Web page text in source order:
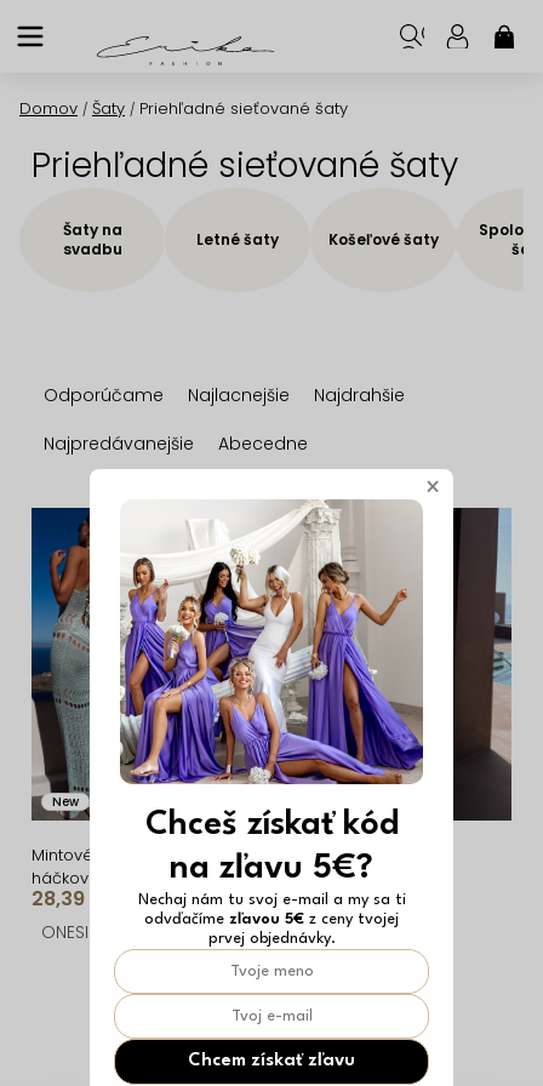
na
Domov / Šaty / Priehľadné sieťované šaty
Priehľadné sieťované šaty
Šaty na
svadbu
Letné šaty Košeľové šaty
a
d
n
e
p
r
o
d
u
k
t
o
v
Odporúčame Najlacnejšie
Najdrahšie
Najpredávanejšie
Abecedne
p
i
s
p
r
o
d
u
k
New
Mintové plážové
háčkované letné dlhé
šaty ELARIS
28,39 €
ONESIZE
Zlaté letné háčkované
dlhé šaty TAILA
32,39 €
ONESIZE
O
v
l
á
×
Chceš získať kód
na zľavu 5€?
Nechaj nám tu svoj e-mail a my sa ti
odvďačíme zľavou 5€ z ceny tvojej
prvej objednávky.
Chcem získať zľavu